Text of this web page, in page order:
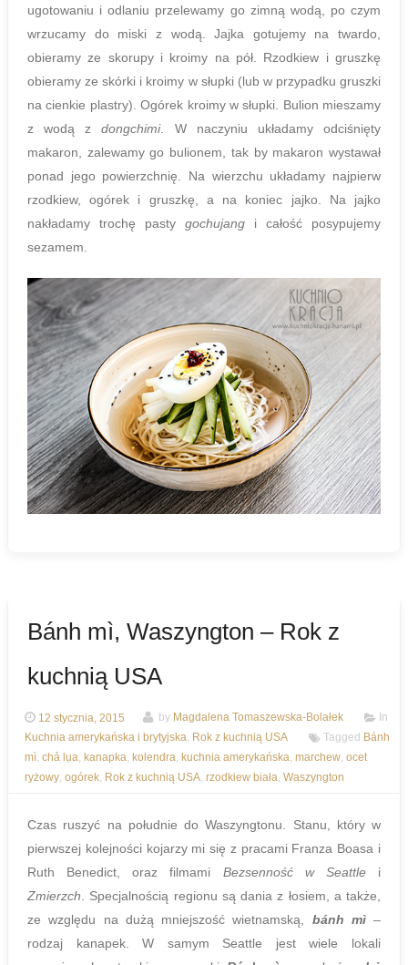
ugotowaniu i odlaniu przelewamy go zimną wodą, po czym
wrzucamy do miski z wodą. Jajka gotujemy na twardo,
obieramy ze skorupy i kroimy na pół. Rzodkiew i gruszkę
obieramy ze skórki i kroimy w słupki (lub w przypadku gruszki
na cienkie plastry). Ogórek kroimy w słupki. Bulion mieszamy
z wodą zdongchimi. W naczyniu układamy odciśnięty
makaron, zalewamy go bulionem, tak by makaron wystawał
ponad jego powierzchnię. Na wierzchu układamy najpierw
rzodkiew, ogórek i gruszkę, a na koniec jajko. Na jajko
nakładamy trochę pasty gochujang i całość posypujemy
sezamem.
Bánh mì, Waszyngton – Rok z
kuchnią USA
12 stycznia, 2015 by Magdalena Tomaszewska-Bolałek
In
Kuchnia amerykańska i brytyjska, Rok z kuchnią USA Tagged Bánh
mì, chả lụa, kanapka, kolendra, kuchnia amerykańska, marchew, ocet
ryżowy, ogórek, Rok z kuchnią USA, rzodkiew biała, Waszyngton
Czas ruszyć na południe do Waszyngtonu. Stanu, który w
pierwszej kolejności kojarzy mi się z pracami Franza Boasa i
Ruth Benedict, oraz filmami Bezsenność w Seattlei
Zmierzch . Specjalnością regionu są dania z łosiem, a także,
ze względu na dużą mniejszość wietnamską, bánh mì–
rodzaj kanapek. W samym Seattle jest wiele lokali